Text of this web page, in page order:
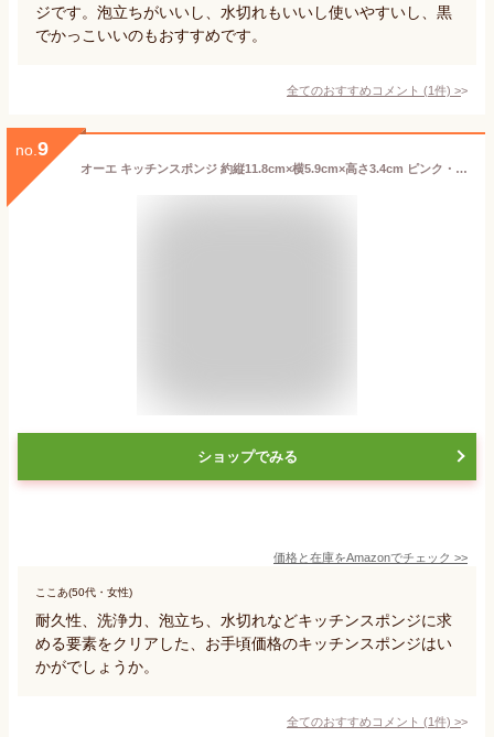
ジです。泡立ちがいいし、水切れもいいし使いやすいし、黒
でかっこいいのもおすすめです。
全てのおすすめコメント (1件) >
no. 9
オーエ キッチンスポンジ 約縦11.8cm×横5.9cm×高さ3.4cm ピンク・イエロー 色指定不可 まんてんスポンジ 泡立ち 水切れ 洗浄力 長持ち キズつけにくいソフトタイプ 抗菌加工 日本製
ショップでみる
価格と在庫をAmazonでチェック >>
ここあ(50代・女性)
耐久性、洗浄力、泡立ち、水切れなどキッチンスポンジに求
める要素をクリアした、お手頃価格のキッチンスポンジはい
かがでしょうか。
全てのおすすめコメント (1件) >